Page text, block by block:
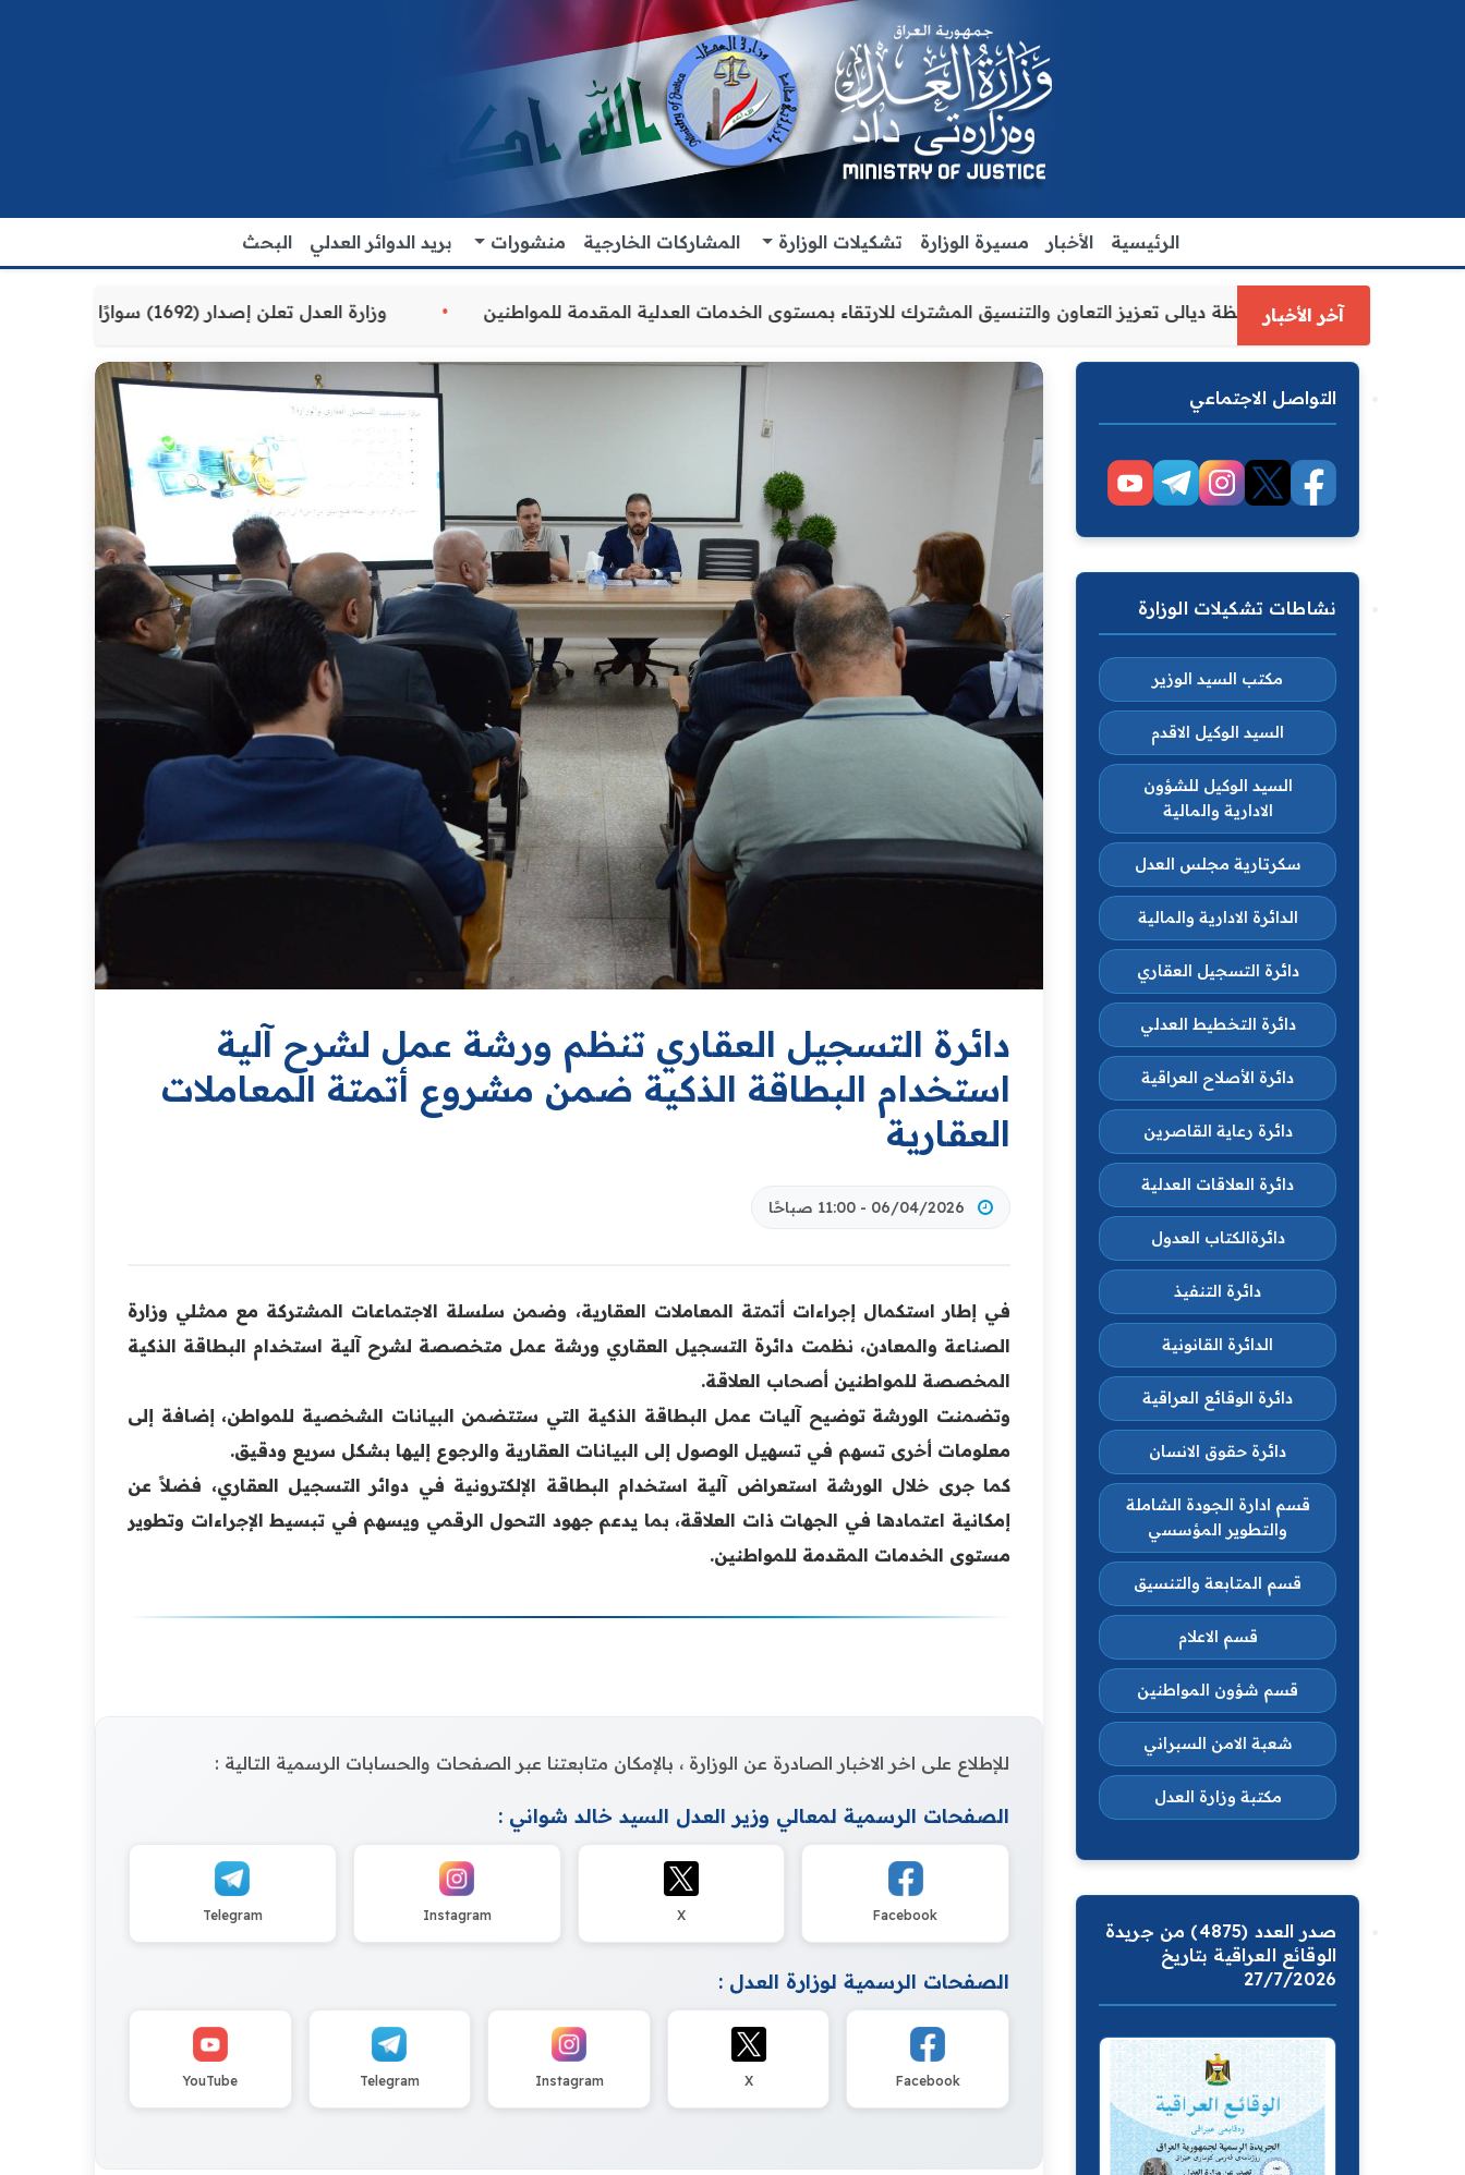
الرئيسية الأخبار مسيرة الوزارة تشكيلات الوزارة المشاركات الخارجية منشورات بريد الدوائر العدلي البحث
آخر الأخبار
العدل الاقدم يبحث مع رئيس مجلس محافظة ديالى تعزيز التعاون والتنسيق المشترك للارتقاء بمستوى الخدمات العدلية المقدمة للمواطنين وزارة العدل تعلن إصدار (1692) سوارًا إلكترونيًا لنزلاء سجن الناصرية المركزي لتنظيم التعاملات المالية داخل المؤسسات الإصلاحية
دائرة التسجيل العقاري تنظم ورشة عمل لشرح آلية
استخدام البطاقة الذكية ضمن مشروع أتمتة المعاملات
العقارية
06/04/2026 - 11:00 صباحًا
في إطار استكمال إجراءات أتمتة المعاملات العقارية، وضمن سلسلة الاجتماعات المشتركة مع ممثلي وزارة
الصناعة والمعادن، نظمت دائرة التسجيل العقاري ورشة عمل متخصصة لشرح آلية استخدام البطاقة الذكية
المخصصة للمواطنين أصحاب العلاقة.
وتضمنت الورشة توضيح آليات عمل البطاقة الذكية التي ستتضمن البيانات الشخصية للمواطن، إضافة إلى
معلومات أخرى تسهم في تسهيل الوصول إلى البيانات العقارية والرجوع إليها بشكل سريع ودقيق.
كما جرى خلال الورشة استعراض آلية استخدام البطاقة الإلكترونية في دوائر التسجيل العقاري، فضلاً عن
إمكانية اعتمادها في الجهات ذات العلاقة، بما يدعم جهود التحول الرقمي ويسهم في تبسيط الإجراءات وتطوير
مستوى الخدمات المقدمة للمواطنين.
للإطلاع على اخر الاخبار الصادرة عن الوزارة ، بالإمكان متابعتنا عبر الصفحات والحسابات الرسمية التالية :
الصفحات الرسمية لمعالي وزير العدل السيد خالد شواني :
Facebook
X
Instagram
Telegram
الصفحات الرسمية لوزارة العدل :
Facebook
X
Instagram
Telegram
YouTube
التواصل الاجتماعي
نشاطات تشكيلات الوزارة
مكتب السيد الوزير
السيد الوكيل الاقدم
السيد الوكيل للشؤون
الادارية والمالية
سكرتارية مجلس العدل
الدائرة الادارية والمالية
دائرة التسجيل العقاري
دائرة التخطيط العدلي
دائرة الأصلاح العراقية
دائرة رعاية القاصرين
دائرة العلاقات العدلية
دائرةالكتاب العدول
دائرة التنفيذ
الدائرة القانونية
دائرة الوقائع العراقية
دائرة حقوق الانسان
قسم ادارة الجودة الشاملة
والتطوير المؤسسي
قسم المتابعة والتنسيق
قسم الاعلام
قسم شؤون المواطنين
شعبة الامن السبراني
مكتبة وزارة العدل
صدر العدد (4875) من جريدة
الوقائع العراقية بتاريخ
27/7/2026